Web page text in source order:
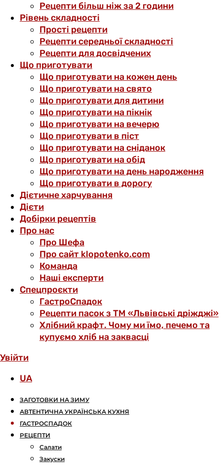
Рецепти більш ніж за 2 години
Рівень складності
Прості рецепти
Рецепти середньої складності
Рецепти для досвідчених
Що приготувати
Що приготувати на кожен день
Що приготувати на свято
Що приготувати для дитини
Що приготувати на пікнік
Що приготувати на вечерю
Що приготувати в піст
Що приготувати на сніданок
Що приготувати на обід
Що приготувати на день народження
Що приготувати в дорогу
Дієтичне харчування
Дієти
Добірки рецептів
Про нас
Про Шефа
Про сайт klopotenko.com
Команда
Наші експерти
Спецпроєкти
ГастроСпадок
Рецепти пасок з ТМ «Львівські дріжджі»
Хлібний крафт. Чому ми їмо, печемо та
купуємо хліб на заквасці
Увійти
UA
ЗАГОТОВКИ НА ЗИМУ
АВТЕНТИЧНА УКРАЇНСЬКА КУХНЯ
ГАСТРОСПАДОК
РЕЦЕПТИ
Салати
Закуски